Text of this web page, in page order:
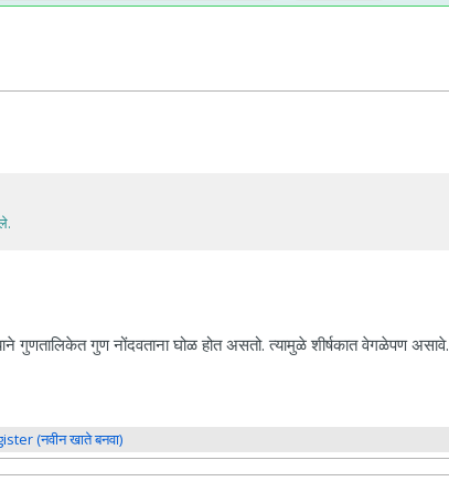
गुणतालिकेत गुण नोंदवताना घोळ होत असतो. त्यामुळे शीर्षकात वेगळेपण असावे.
(नवीन खाते बनवा)